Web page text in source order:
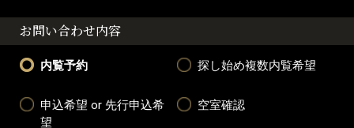
お問い合わせ内容
内覧予約 探し始め複数内覧希望
申込希望 or 先行申込希
望
空室確認